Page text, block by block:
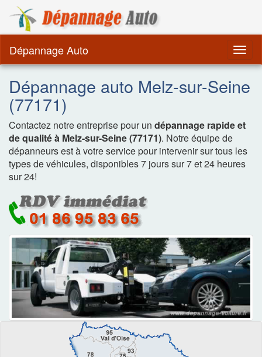
Dépannage Auto
Dépannage auto Melz-sur-Seine
(77171)
Contactez notre entreprise pour un dépannage rapide et
de qualité à Melz-sur-Seine (77171). Notre équipe de
dépanneurs est à votre service pour intervenir sur tous les
types de véhicules, disponibles 7 jours sur 7 et 24 heures
sur 24!